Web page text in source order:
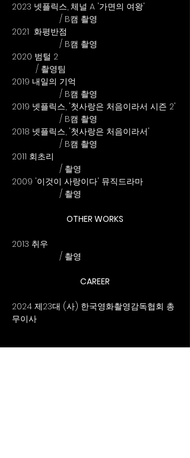
2023 넷플릭스, 체널 A '가면의 여왕'
		/ B캠 촬영
2021  화평반점
		/ B캠 촬영
2020 범털 2
	/ 촬영팀
2019 내일의 기억
		/ B캠 촬영
2019 넷플릭스, '첫사랑은 처음이라서 시즌 2'
		/ B캠 촬영
2018 넷플릭스, '첫사랑은 처음이라서'
		/ B캠 촬영
2011 회초리
		/ 촬영
2009 '이것이 사랑이다' 뮤직드라마
		/ 촬영
OTHER WORKS
2013 취우
		/ 촬영
CAREER
2024 제23대 (사) 한국영화촬영감독협회 총
무이사